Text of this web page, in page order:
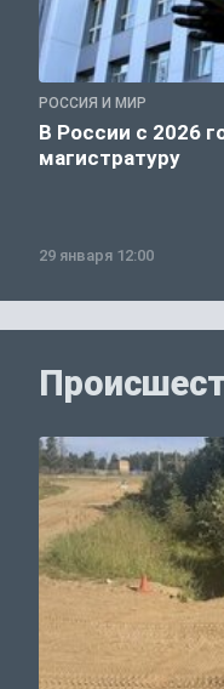
РОССИЯ И МИР
В России с 2026
магистратуру
29 января 12:00